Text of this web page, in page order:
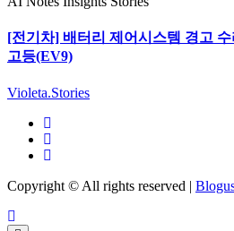
[전기차] 배터리 제어시스템 경고
고등(EV9)
Violeta.Stories
Copyright © All rights reserved |